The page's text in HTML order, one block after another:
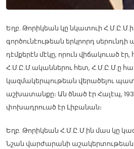
Եղբ. Թորիկեան կը նկատուի
գործունէութեան երկրորդ սերունդի
դէմքերէն մէկը, որուն վիճակուած
Հ.Մ.Ը.Մ.ականներու հետ, Հ.Մ.Ը.Մ.ը
կազմակերպութեան վերածելու
աշխատանքը։ Ան ծնած էր Հալէպ,
փոխադրուած էր Լիբանան։
Եղբ. Թորիկեան Հ.Մ.Ը.Մ.ին մաս կը
Նշան վարժարանի աշակերտութեան